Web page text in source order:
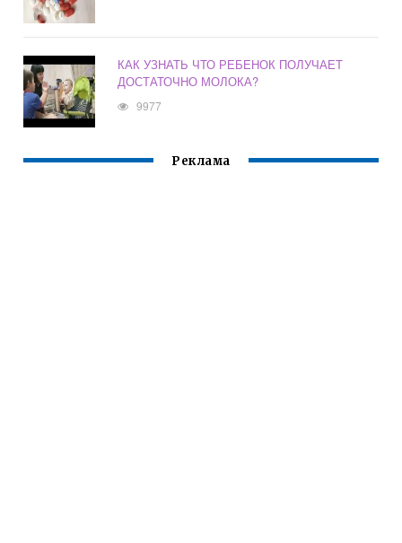
КАК УЗНАТЬ ЧТО РЕБЕНОК ПОЛУЧАЕТ
ДОСТАТОЧНО МОЛОКА?
9977
Реклама